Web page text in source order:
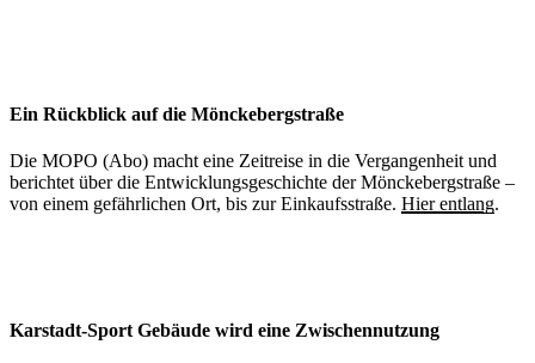
Ein Rückblick auf die Mönckebergstraße
Die MOPO (Abo) macht eine Zeitreise in die Vergangenheit und
berichtet über die Entwicklungsgeschichte der Mönckebergstraße –
von einem gefährlichen Ort, bis zur Einkaufsstraße. Hier entlang.
Karstadt-Sport Gebäude wird eine Zwischennutzung